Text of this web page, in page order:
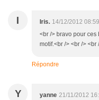
I Iris. 14/12/2012 08:59
<br /> bravo pour
motif.<br /> <br /> <br
Répondre
Y yanne 21/11/2012